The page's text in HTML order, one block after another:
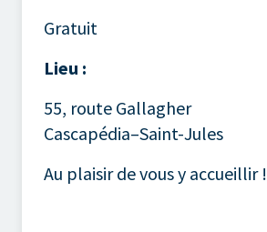
Gratuit
Lieu :
55, route Gallagher
Cascapédia–Saint-Jules
Au plaisir de vous y accueillir !